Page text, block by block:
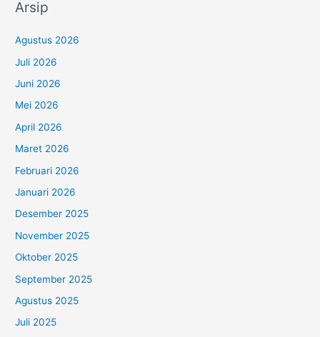
Arsip
Agustus 2026
Juli 2026
Juni 2026
Mei 2026
April 2026
Maret 2026
Februari 2026
Januari 2026
Desember 2025
November 2025
Oktober 2025
September 2025
Agustus 2025
Juli 2025